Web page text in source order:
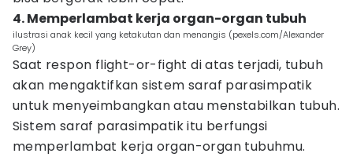
4. Memperlambat kerja organ-organ tubuh
ilustrasi anak kecil yang ketakutan dan menangis (pexels.com/Alexander
Grey)
Saat respon flight-or-fight di atas terjadi, tubuh
akan mengaktifkan sistem saraf parasimpatik
untuk menyeimbangkan atau menstabilkan tubuh.
Sistem saraf parasimpatik itu berfungsi
memperlambat kerja organ-organ tubuhmu.